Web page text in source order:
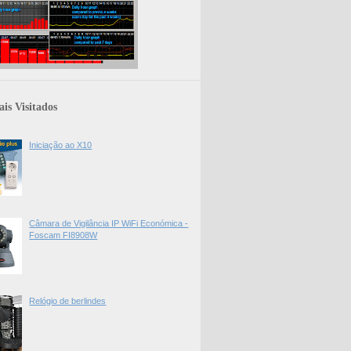
Visitados
Iniciação ao X10
Câmara de Vigilância IP WiFi Económica -
Foscam FI8908W
Relógio de berlindes